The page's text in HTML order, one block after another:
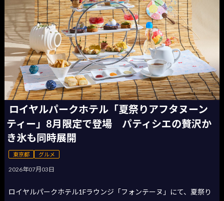
ロイヤルパークホテル「夏祭りアフタヌーン
ティー」8月限定で登場 パティシエの贅沢か
き氷も同時展開
東京都 グルメ
2026年07月03日
ロイヤルパークホテル1Fラウンジ「フォンテーヌ」にて、夏祭り